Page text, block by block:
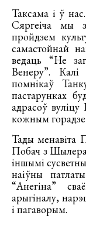
Таксама і ў
Сяргеіча мы
пройдзем
самастойнай
ведаць “Не
Венеру”. Калі
помнікаў
пастарунках
адрасоў
кожным горадзе
Тады менавіта
Побач з
іншымі
наіўны
“Анегіна”
арыгіналу,
і пагаворым.